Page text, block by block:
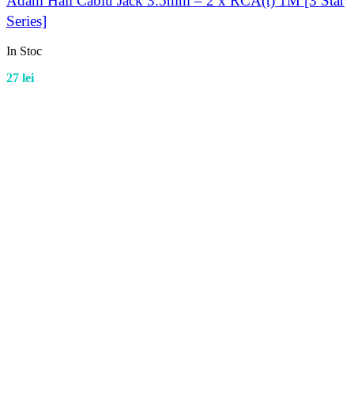
Series]
In Stoc
27 lei